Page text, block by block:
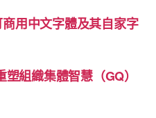
用中文字體及其自家字
組織集體智慧（GQ）